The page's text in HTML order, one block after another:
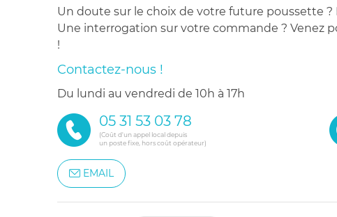
Un doute sur le choix de votre future poussette ?
Une interrogation sur votre commande ? Venez
!
Contactez-nous !
du lundi au vendredi de 10h à 17h
05 31 53 03 78
(Coût d'un appel local depuis
un poste fixe, hors coût opérateur)
EMAIL